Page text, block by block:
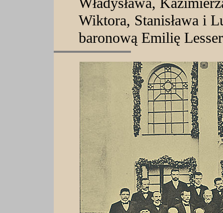
Wiktora, Stanisława i
baronową Emilię